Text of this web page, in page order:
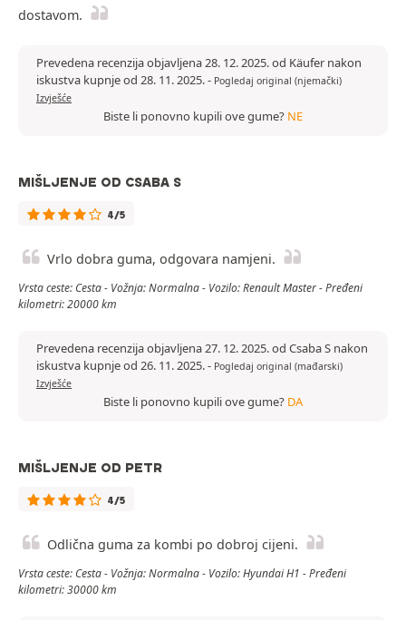
dostavom.
Prevedena recenzija objavljena 28. 12. 2025. od Käufer nakon
iskustva kupnje od 28. 11. 2025.- Pogledaj original (njemački)
Izvješće
Biste li ponovno kupili ove gume? NE
MIŠLJENJE OD CSABA S
4/5
Vrlo dobra guma, odgovara namjeni.
Vrsta ceste: Cesta - Vožnja: Normalna - Vozilo: Renault Master - Pređeni
kilometri: 20000 km
Prevedena recenzija objavljena 27. 12. 2025. od Csaba S nakon
iskustva kupnje od 26. 11. 2025.- Pogledaj original (mađarski)
Izvješće
Biste li ponovno kupili ove gume? DA
MIŠLJENJE OD PETR
4/5
Odlična guma za kombi po dobroj cijeni.
Vrsta ceste: Cesta - Vožnja: Normalna - Vozilo: Hyundai H1 - Pređeni
kilometri: 30000 km